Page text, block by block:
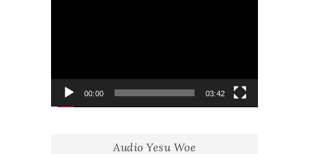
00:00 03:42
Audio Yesu Woe